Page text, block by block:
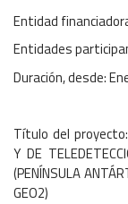
Entidad
Entidades
Duración, desde:
Título del proyecto:
Y DE
(PENÍNSULA
GEO2)